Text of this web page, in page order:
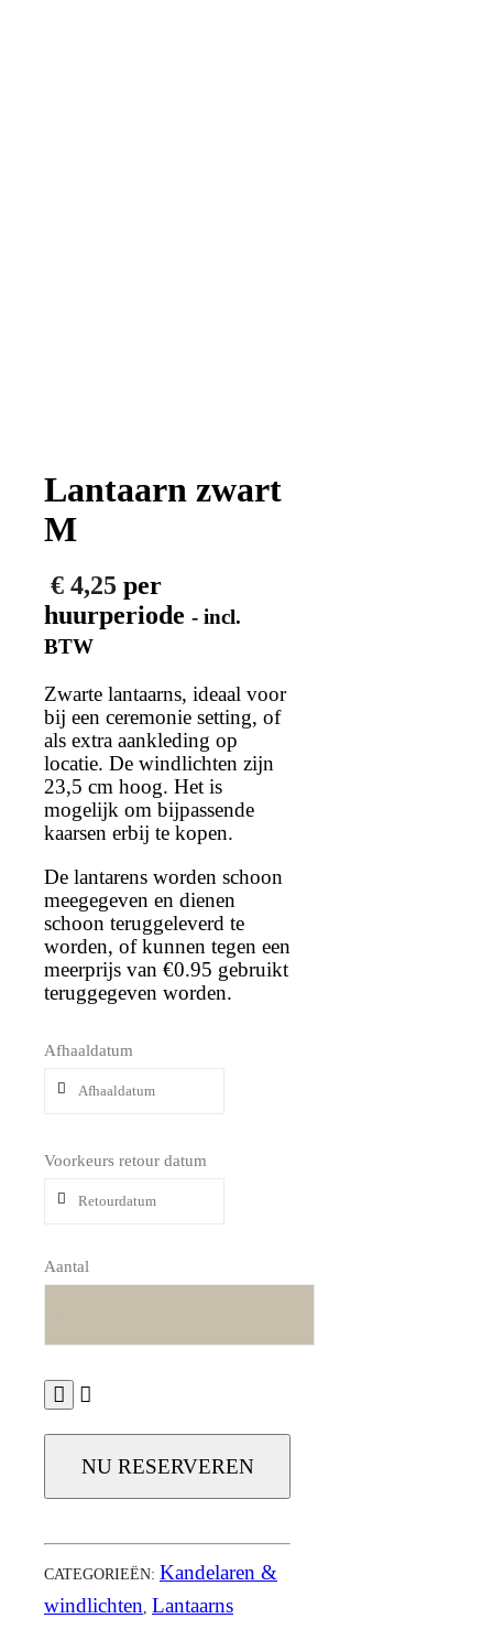
Lantaarn zwart
M
€ 4,25 per
huurperiode - incl.
BTW
Zwarte lantaarns, ideaal voor
bij een ceremonie setting, of
als extra aankleding op
locatie. De windlichten zijn
23,5 cm hoog. Het is
mogelijk om bijpassende
kaarsen erbij te kopen.
De lantarens worden schoon
meegegeven en dienen
schoon teruggeleverd te
worden, of kunnen tegen een
meerprijs van €0.95 gebruikt
teruggegeven worden.
Afhaaldatum
Voorkeurs retour datum
Aantal
NU RESERVEREN
CATEGORIEËN: Kandelaren &
windlichten Lantaarns